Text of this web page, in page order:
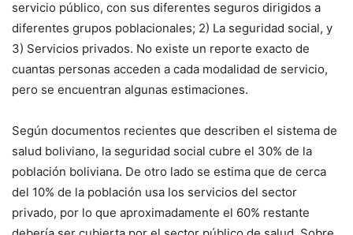
servicio público, con sus diferentes seguros dirigidos a
diferentes grupos poblacionales; 2) La seguridad social, y
3) Servicios privados. No existe un reporte exacto de
cuantas personas acceden a cada modalidad de servicio,
pero se encuentran algunas estimaciones.
Según documentos recientes que describen el sistema de
salud boliviano, la seguridad social cubre el 30% de la
población boliviana. De otro lado se estima que de cerca
del 10% de la población usa los servicios del sector
privado, por lo que aproximadamente el 60% restante